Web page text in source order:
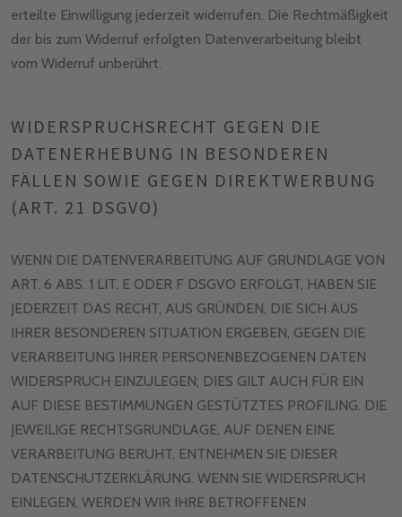
erteilte Einwilligung jederzeit widerrufen. Die Rechtmäßigkeit
der bis zum Widerruf erfolgten Datenverarbeitung bleibt
vom Widerruf unberührt.
WIDERSPRUCHSRECHT GEGEN DIE
DATENERHEBUNG IN BESONDEREN
FÄLLEN SOWIE GEGEN DIREKTWERBUNG
(ART. 21 DSGVO)
WENN DIE DATENVERARBEITUNG AUF GRUNDLAGE VON
ART. 6 ABS. 1 LIT. E ODER F DSGVO ERFOLGT, HABEN SIE
JEDERZEIT DAS RECHT, AUS GRÜNDEN, DIE SICH AUS
IHRER BESONDEREN SITUATION ERGEBEN, GEGEN DIE
VERARBEITUNG IHRER PERSONENBEZOGENEN DATEN
WIDERSPRUCH EINZULEGEN; DIES GILT AUCH FÜR EIN
AUF DIESE BESTIMMUNGEN GESTÜTZTES PROFILING. DIE
JEWEILIGE RECHTSGRUNDLAGE, AUF DENEN EINE
VERARBEITUNG BERUHT, ENTNEHMEN SIE DIESER
DATENSCHUTZERKLÄRUNG. WENN SIE WIDERSPRUCH
EINLEGEN, WERDEN WIR IHRE BETROFFENEN